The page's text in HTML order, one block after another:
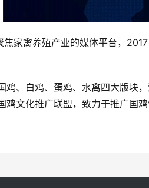
焦家禽养殖产业的媒体平台，
鸡、白鸡、蛋鸡、水禽四大版块
鸡文化推广联盟，致力于推广国鸡